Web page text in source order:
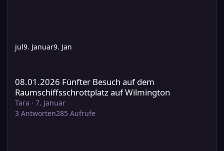
jul9. Januar9. Jan
08.01.2026 Fünfter Besuch auf dem
Raumschiffsschrottplatz auf Wilmington
Tara · 7. Januar
3 Antworten285 Aufrufe